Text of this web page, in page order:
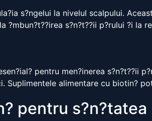
s?ngelui la nivelul scalpului.
s?n?t??ii p?rului ?i la
pentru men?inerea s?n?t??ii
alimentare cu biotin?
pentru